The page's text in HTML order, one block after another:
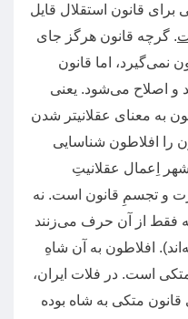
برای قانون استقلال قایل
. گرچه قانون هرگز جای
نمی‌گیرد، اما قانون
و اصلاح می‌شود. یعنی
به معنای عقلانیتر شدن
را افلاطون شناسایی
شهر اِعمال عقلانیتِ
و تجسمِ قانون است. نه
فقط از آن حرف می‌زنند
). افلاطون به آن شاهِ
است. در فلات ایران،
متکی به شاه بوده